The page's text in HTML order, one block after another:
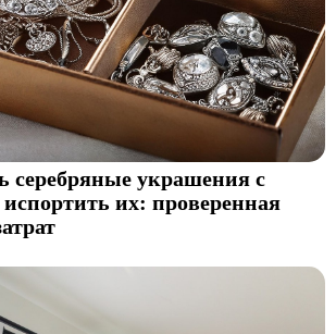
серебряные украшения с
их: проверенная